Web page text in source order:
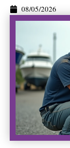
08/05/2026